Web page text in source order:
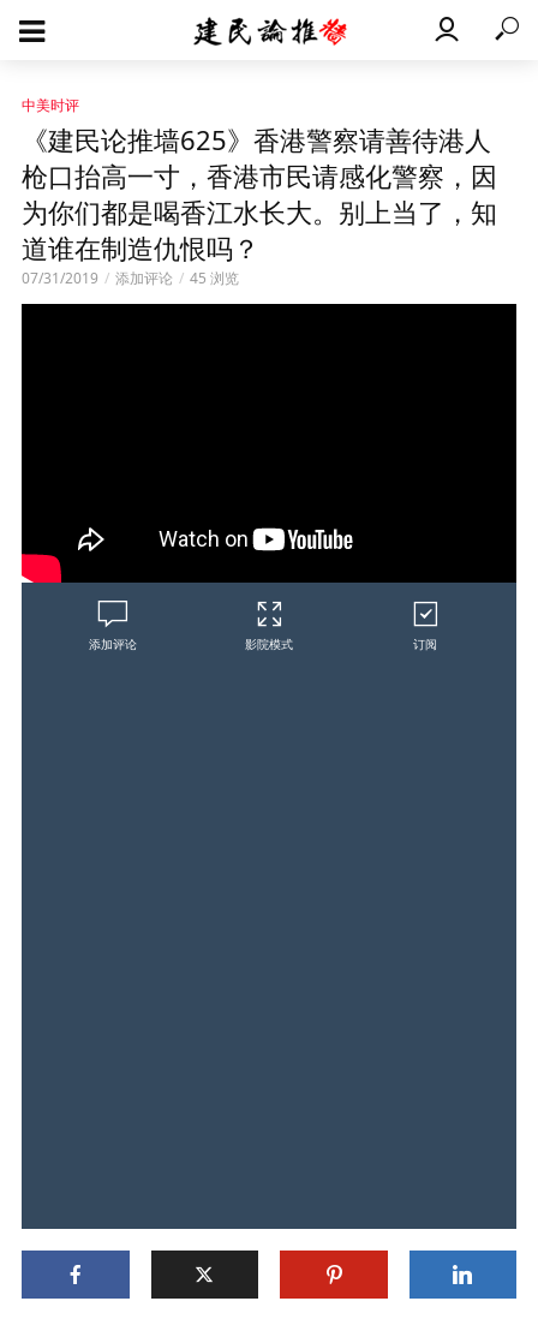
中美时评
《建民论推墙625》香港警察请善待港人
枪口抬高一寸，香港市民请感化警察，因
为你们都是喝香江水长大。别上当了，知
道谁在制造仇恨吗？
07/31/2019 添加评论 45 浏览
添加评论 影院模式 订阅